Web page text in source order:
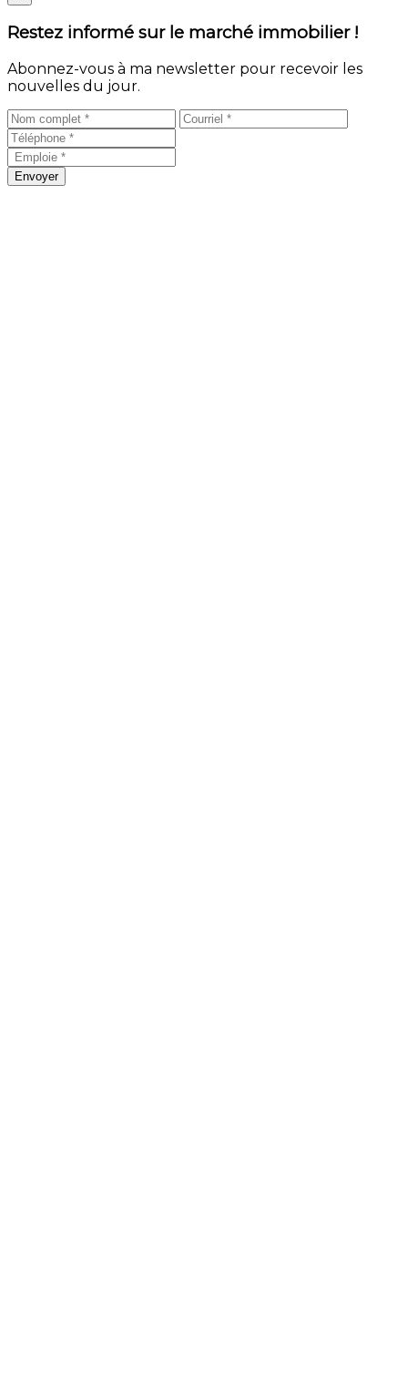
Restez informé sur le marché immobilier !
Abonnez-vous à ma newsletter pour recevoir les
nouvelles du jour.
Envoyer